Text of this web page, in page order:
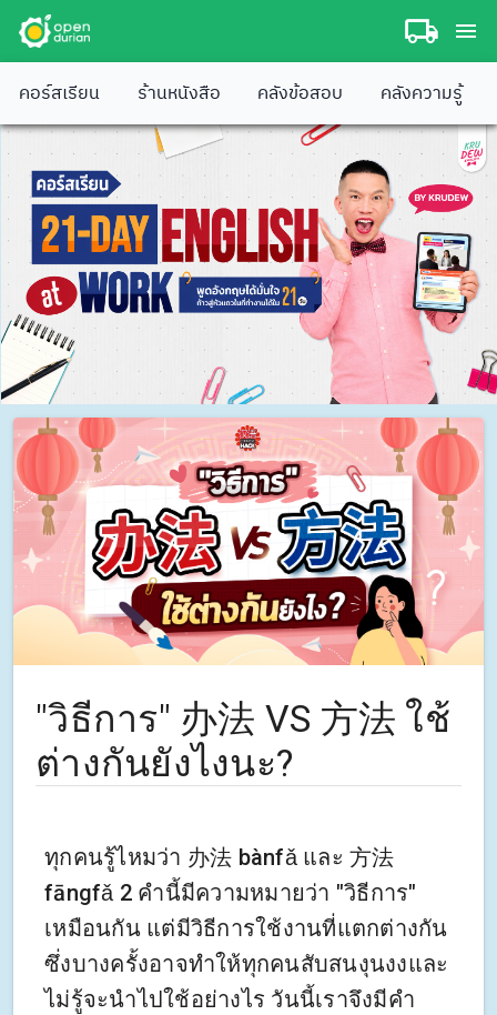
คอร์สเรียน ร้านหนังสือ คลังข้อสอบ คลังความรู้
"วิธีการ" 办法 VS 方法 ใช้
ต่างกันยังไงนะ?
ทุกคนรู้ไหมว่า 办法 bànfǎ และ 方法
fāngfǎ 2 คำนี้มีความหมายว่า "วิธีการ"
เหมือนกัน แต่มีวิธีการใช้งานที่แตกต่างกัน
ซึ่งบางครั้งอาจทำให้ทุกคนสับสนงุนงงและ
ไม่รู้จะนำไปใช้อย่างไร วันนี้เราจึงมีคำ